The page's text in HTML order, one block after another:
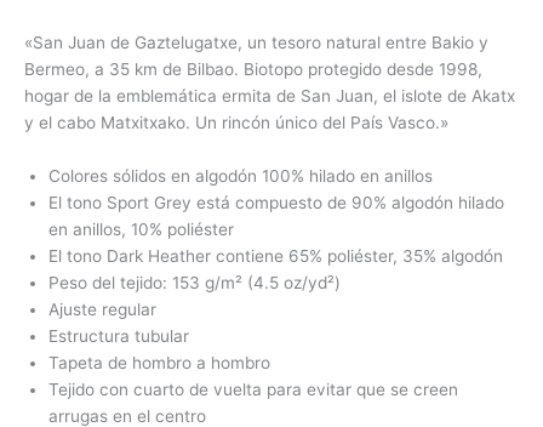
«San Juan de Gaztelugatxe, un tesoro natural entre Bakio y
Bermeo, a 35 km de Bilbao. Biotopo protegido desde 1998,
hogar de la emblemática ermita de San Juan, el islote de Akatx
y el cabo Matxitxako. Un rincón único del País Vasco.»
Colores sólidos en algodón 100% hilado en anillos
El tono Sport Grey está compuesto de 90% algodón hilado
en anillos, 10% poliéster
El tono Dark Heather contiene 65% poliéster, 35% algodón
Peso del tejido: 153 g/m² (4.5 oz/yd²)
Ajuste regular
Estructura tubular
Tapeta de hombro a hombro
Tejido con cuarto de vuelta para evitar que se creen
arrugas en el centro